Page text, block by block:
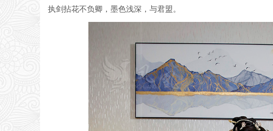
执剑拈花不负卿，墨色浅深，与君盟。